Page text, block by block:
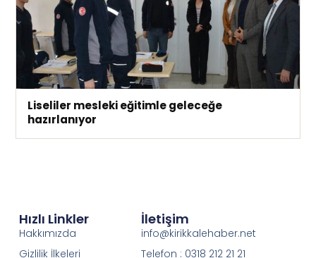
Liseliler mesleki eğitimle geleceğe
hazırlanıyor
Hızlı Linkler
Hakkımızda
Gizlilik İlkeleri
İletişim
info@kirikkalehaber.net
Telefon : 0318 212 21 21